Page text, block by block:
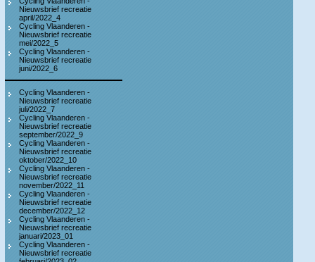
Nieuwsbrief recreatie
april/2022_4
Cycling Vlaanderen -
Nieuwsbrief recreatie
mei/2022_5
Cycling Vlaanderen -
Nieuwsbrief recreatie
juni/2022_6
Cycling Vlaanderen -
Nieuwsbrief recreatie
juli/2022_7
Cycling Vlaanderen -
Nieuwsbrief recreatie
september/2022_9
Cycling Vlaanderen -
Nieuwsbrief recreatie
oktober/2022_10
Cycling Vlaanderen -
Nieuwsbrief recreatie
november/2022_11
Cycling Vlaanderen -
Nieuwsbrief recreatie
december/2022_12
Cycling Vlaanderen -
Nieuwsbrief recreatie
januari/2023_01
Cycling Vlaanderen -
Nieuwsbrief recreatie